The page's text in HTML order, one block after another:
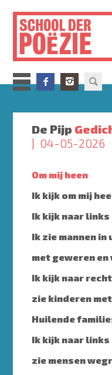
inhoud
gaan
De Pijp
04-05-2026
Om mij heen
Ik kijk om mij
Ik kijk naar links
Ik zie mannen in
met geweren en
Ik kijk naar
zie kinderen
Huilende
Ik kijk naar links
zie mensen